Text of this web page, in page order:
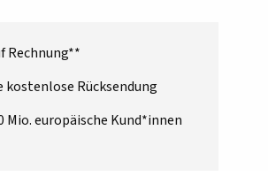
Rechnung**
kostenlose Rücksendung
Mio. europäische Kund*innen